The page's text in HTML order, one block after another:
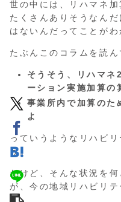
世の中には、リハマネ
たくさんありそうなん
はないんだってことがわ
たぶんこのコラムを読ん
そうそう、リハマネ
ーション実施加算の
事業所内で加算のた
よ
っていうようなリハビ
う。
だけど、そんな状況を
が、今の地域リハビリテ